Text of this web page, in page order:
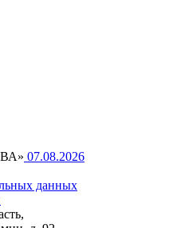
07.08.2026
данных